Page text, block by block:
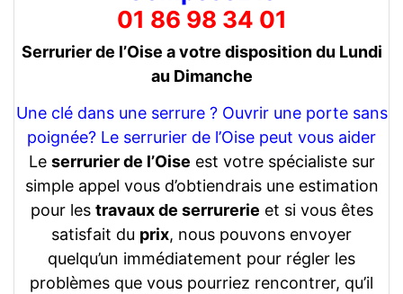
01 86 98 34 01
Serrurier de l’Oise a votre disposition du Lundi
au Dimanche
Une clé dans une serrure ? Ouvrir une porte sans
poignée? Le serrurier de l’Oise peut vous aider
Le serrurier de l’Oise est votre spécialiste sur
simple appel vous d’obtiendrais une estimation
pour les travaux de serrurerie et si vous êtes
satisfait du prix, nous pouvons envoyer
quelqu’un immédiatement pour régler les
problèmes que vous pourriez rencontrer, qu’il